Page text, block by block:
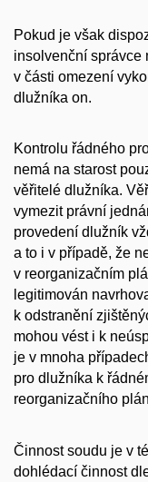
Pokud je však
insolvenční správce
v části omezení
dlužníka on.
Kontrolu řádného
nemá na starost
věřitelé dlužníka.
vymezit právní
provedení dlužník
a to i v případě, že
v reorganizačním
legitimován
k odstranění
mohou vést i k
je v mnoha
pro dlužníka k
reorganizačního
Činnost soudu je v
dohlédací činnost